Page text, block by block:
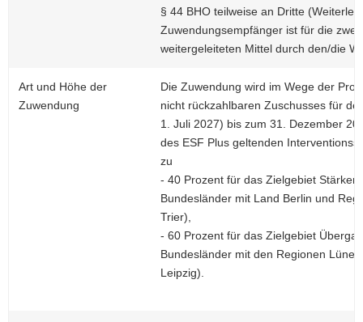
§ 44 BHO teilweise an Dritte
Zuwendungsempfänger ist für die
weitergeleiteten Mittel durch den/die
Art und Höhe der
Zuwendung
Die Zuwendung wird im Wege der
nicht rückzahlbaren Zuschusses für
1. Juli 2027) bis zum 31. Dezember
des ESF Plus geltenden
zu
- 40 Prozent für das Zielgebiet
Bundesländer mit Land Berlin und
Trier),
- 60 Prozent für das Zielgebiet
Bundesländer mit den Regionen
Leipzig).